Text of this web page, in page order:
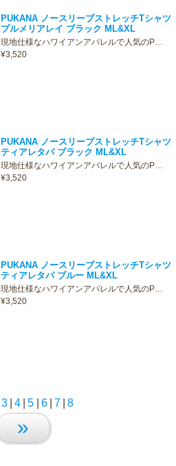
PUKANA ノースリーブストレッチTシャツ
プルメリアレイ ブラック ML&XL
現地仕様なハワイアンアパレルで人気のP…
¥3,520
PUKANA ノースリーブストレッチTシャツ
ティアレタパ ブラック ML&XL
現地仕様なハワイアンアパレルで人気のP…
¥3,520
PUKANA ノースリーブストレッチTシャツ
ティアレタパ ブルー ML&XL
現地仕様なハワイアンアパレルで人気のP…
¥3,520
3 4 5 6 7 8
»